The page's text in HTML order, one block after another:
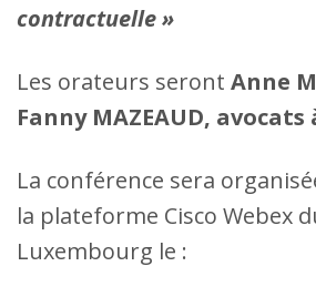
contractuelle »
Les orateurs serontAnne
Fanny MAZEAUD, avocats
La conférence sera
la plateforme Cisco Webex
Luxembourg le :